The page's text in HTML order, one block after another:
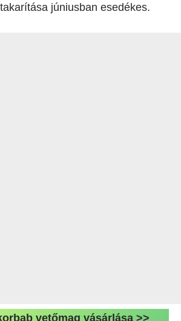
júniusban esedékes.
vetőmag vásárlása >>